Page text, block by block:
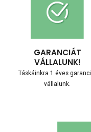
GARANCIÁT
VÁLLALUNK!
Táskáinkra 1 éves
vállalunk.